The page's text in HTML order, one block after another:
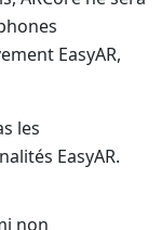
EasyAR,
les
EasyAR.
non